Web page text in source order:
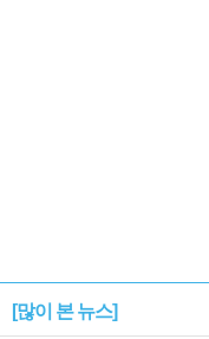
[많이 본 뉴스]